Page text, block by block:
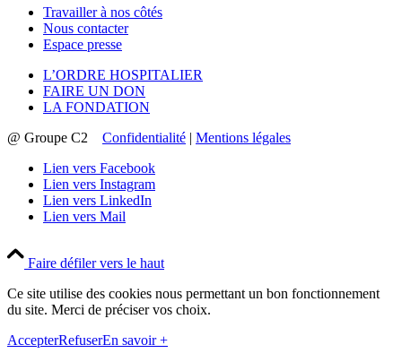
Travailler à nos côtés
Nous contacter
Espace presse
L’ORDRE HOSPITALIER
FAIRE UN DON
LA FONDATION
@ Groupe C2 Confidentialité | Mentions légales
Lien vers Facebook
Lien vers Instagram
Lien vers LinkedIn
Lien vers Mail
Faire défiler vers le haut
Ce site utilise des cookies nous permettant un bon fonctionnement
du site. Merci de préciser vos choix.
AccepterRefuserEn savoir +